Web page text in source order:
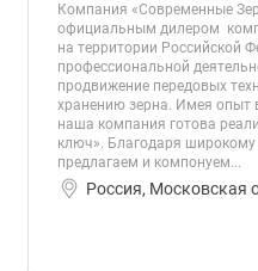
Компания «Современные
официальным дилером
на территории Российской
профессиональной
продвижение передовых
хранению зерна. Имея опыт
наша компания готова
ключ». Благодаря широкому
предлагаем и компонуем...
Россия, Московская